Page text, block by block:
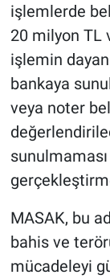
işlemlerde
20 milyon TL
işlemin
bankaya
veya noter
MASAK, bu
bahis ve
mücadeleyi